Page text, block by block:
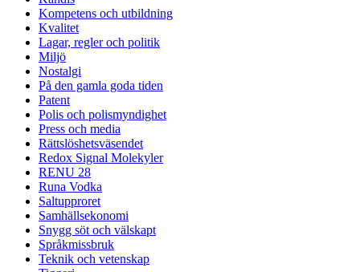
Kompetens och utbildning
Kvalitet
Lagar, regler och politik
Miljö
Nostalgi
På den gamla goda tiden
Patent
Polis och polismyndighet
Press och media
Rättslöshetsväsendet
Redox Signal Molekyler
RENU 28
Runa Vodka
Saltupproret
Samhällsekonomi
Snygg söt och välskapt
Språkmissbruk
Teknik och vetenskap